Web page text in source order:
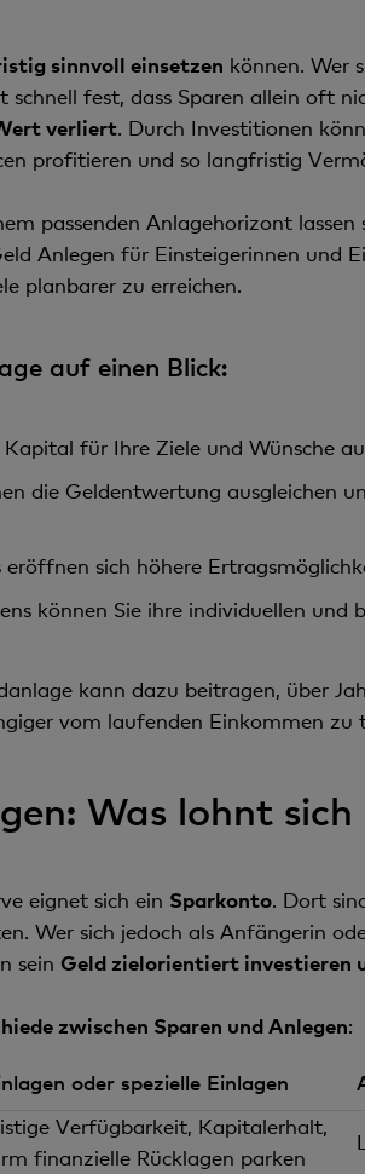
sinnvoll einsetzen können. Wer
fest, dass Sparen allein oft
verliert. Durch Investitionen
profitieren und so langfristig
passenden Anlagehorizont lassen
Anlegen für Einsteigerinnen und
planbarer zu erreichen.
auf einen Blick:
für Ihre Ziele und Wünsche
die Geldentwertung ausgleichen
sich höhere
können Sie ihre individuellen und
kann dazu beitragen, über
vom laufenden Einkommen zu
Was lohnt sich
eignet sich ein Sparkonto. Dort
Wer sich jedoch als Anfängerin
sein Geld zielorientiert investieren
zwischen Sparen und Anlegen:
oder spezielle Einlagen
Verfügbarkeit, Kapitalerhalt,
finanzielle Rücklagen parken